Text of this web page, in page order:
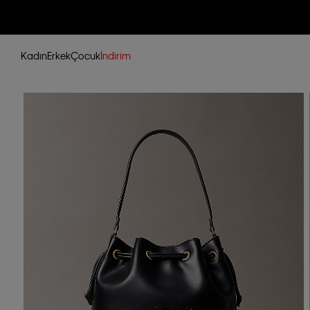
KadınErkekÇocukİndirim